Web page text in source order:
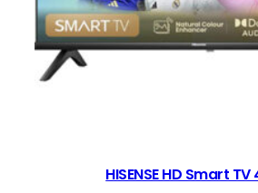
HISENSE HD Smart